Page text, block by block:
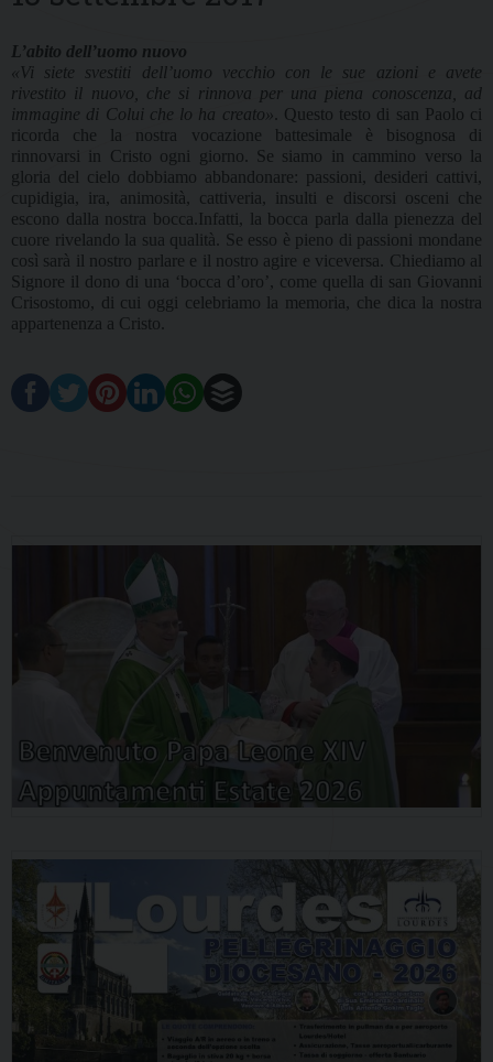
L’abito dell’uomo nuovo
«Vi siete svestiti dell’uomo vecchio con le sue azioni e avete
rivestito il nuovo, che si rinnova per una piena conoscenza, ad
immagine di Colui che lo ha creato» . Questo testo di san Paolo ci
ricorda che la nostra vocazione battesimale è bisognosa di
rinnovarsi in Cristo ogni giorno. Se siamo in cammino verso la
gloria del cielo dobbiamo abbandonare: passioni, desideri cattivi,
cupidigia, ira, animosità, cattiveria, insulti e discorsi osceni che
escono dalla nostra bocca.Infatti, la bocca parla dalla pienezza del
cuore rivelando la sua qualità. Se esso è pieno di passioni mondane
così sarà il nostro parlare e il nostro agire e viceversa. Chiediamo al
Signore il dono di una ‘bocca d’oro’, come quella di san Giovanni
Crisostomo, di cui oggi celebriamo la memoria, che dica la nostra
appartenenza a Cristo.